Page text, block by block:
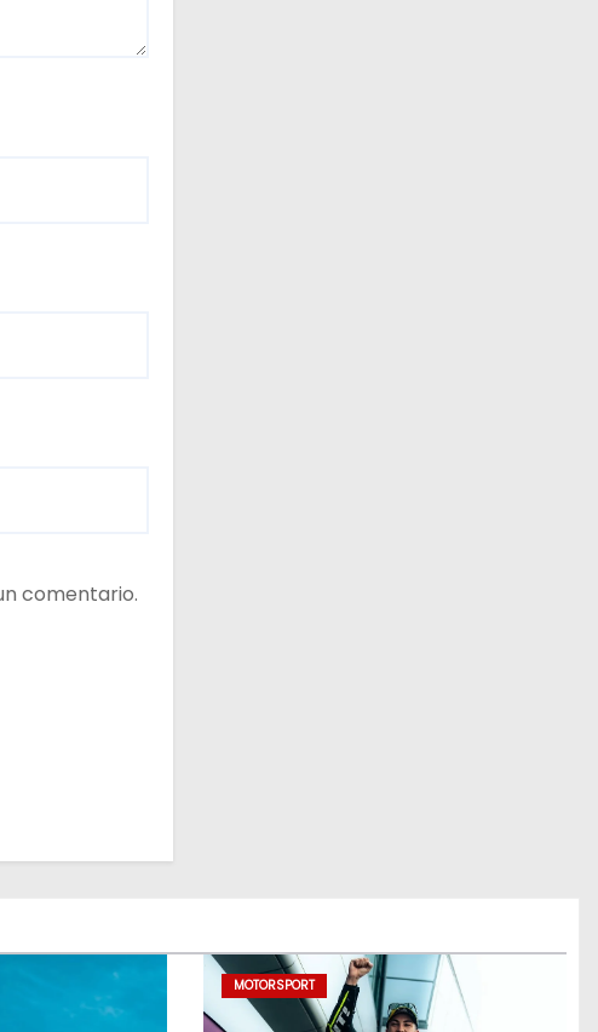
comentario.
MOTORSPORT